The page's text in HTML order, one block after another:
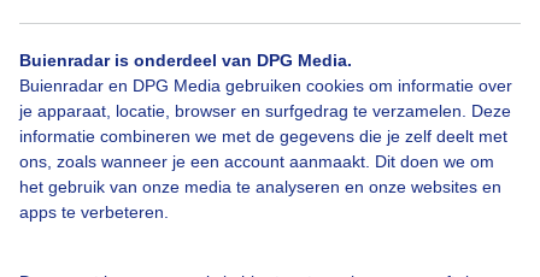
Buienradar is onderdeel van DPG Media.
Buienradar en DPG Media gebruiken cookies om informatie over
je apparaat, locatie, browser en surfgedrag te verzamelen. Deze
informatie combineren we met de gegevens die je zelf deelt met
ons, zoals wanneer je een account aanmaakt. Dit doen we om
het gebruik van onze media te analyseren en onze websites en
apps te verbeteren.
Een moment geduld aub...